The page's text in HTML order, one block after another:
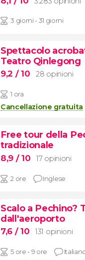
3 giorni - 31 giorni
Spettacolo
Teatro Qinlegong
9,2 / 10 28 opinioni
1 ora
Cancellazione gratuita
Free tour della
tradizionale
8,9 / 10 17 opinioni
2 ore Inglese
Scalo a Pechino?
dall'aeroporto
7,6 / 10 131 opinioni
5 ore - 9 ore